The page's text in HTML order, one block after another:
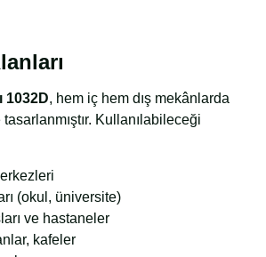
1032D, hem iç hem dış mekânlarda
Kullanılabileceği
(okul, üniversite)
ve hastaneler
kafeler